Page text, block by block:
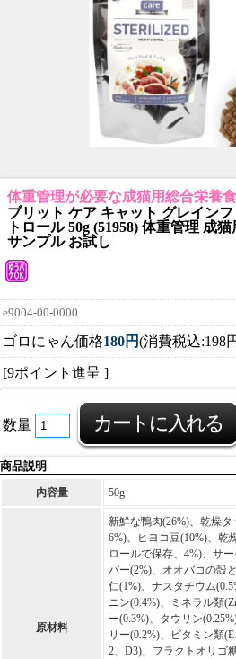
体重管理が必要な成猫用総合栄養
ブリット ケア キャット グレイン
トロール 50g (51958) 体重管理 成
サンプル お試し
e9004-00-0000
ゴロにゃん価格180円(消費税込:198
[9ポイント進呈 ]
数量
商品説明
内容量 50g
原材料
新鮮な鴨肉(26%)、乾燥
6%)、ヒヨコ豆(10%)、乾
ロールで保存、4%)、サ
バー(2%)、オオバコの殻
仁(1%)、ナスタチウム
ニン(0.4%)、ミネラル類
ー(0.3%)、タウリン
リー(0.2%)、ビタミン類
2、D3)、フラクトオリゴ